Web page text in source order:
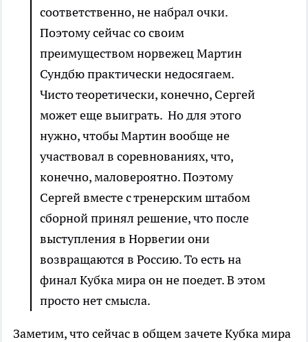
соответственно, не набрал очки.
Поэтому сейчас со своим
преимуществом норвежец Мартин
Сундбю практически недосягаем.
Чисто теоретически, конечно, Сергей
может еще выиграть. Но для этого
нужно, чтобы Мартин вообще не
участвовал в соревнованиях, что,
конечно, маловероятно. Поэтому
Сергей вместе с тренерским штабом
сборной принял решение, что после
выступления в Норвегии они
возвращаются в Россию. То есть на
финал Кубка мира он не поедет. В этом
просто нет смысла.
Заметим, что сейчас в общем зачете Кубка мира